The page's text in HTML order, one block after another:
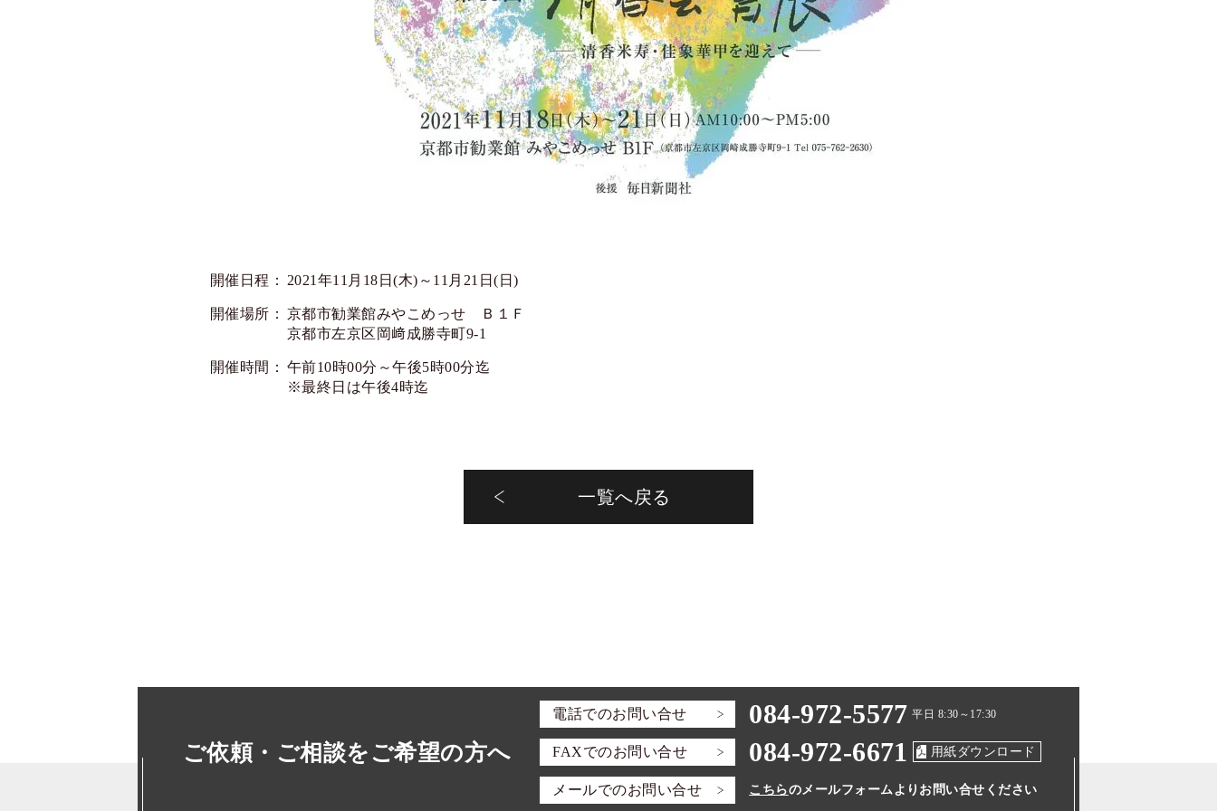
開催日程： 2021年11月18日(木)～11月21日(日)
開催場所： 京都市勧業館みやこめっせ Ｂ１Ｆ
京都市左京区岡﨑成勝寺町9-1
開催時間： 午前10時00分～午後5時00分迄
※最終日は午後4時迄
一覧へ戻る
ご依頼・ご相談をご希望の方へ
電話でのお問い合せ 084-972-5577 平日 8:30～17:30
FAXでのお問い合せ 084-972-6671 用紙ダウンロード
メールでのお問い合せ こちらのメールフォームより お問い合せください